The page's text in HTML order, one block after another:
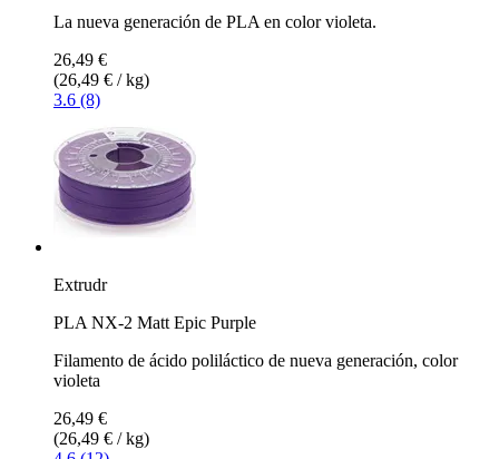
La nueva generación de PLA en color violeta.
26,49 €
(26,49 € / kg)
3.6 (8)
Extrudr
PLA NX-2 Matt Epic Purple
Filamento de ácido poliláctico de nueva generación, color
violeta
26,49 €
(26,49 € / kg)